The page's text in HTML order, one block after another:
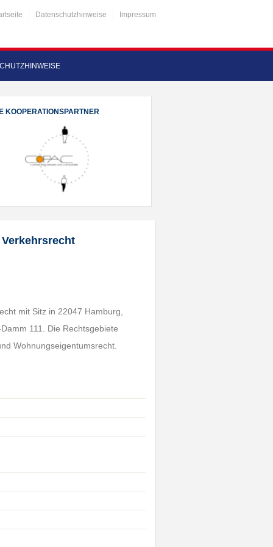
Datenschutzhinweise Impressum
KOOPERATIONSPARTNER
mit Sitz in 22047 Hamburg,
111. Die Rechtsgebiete
Wohnungseigentumsrecht.